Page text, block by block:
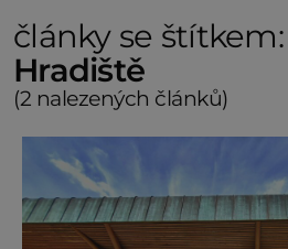
články se štítkem:
Hradiště
(2 nalezených článků)